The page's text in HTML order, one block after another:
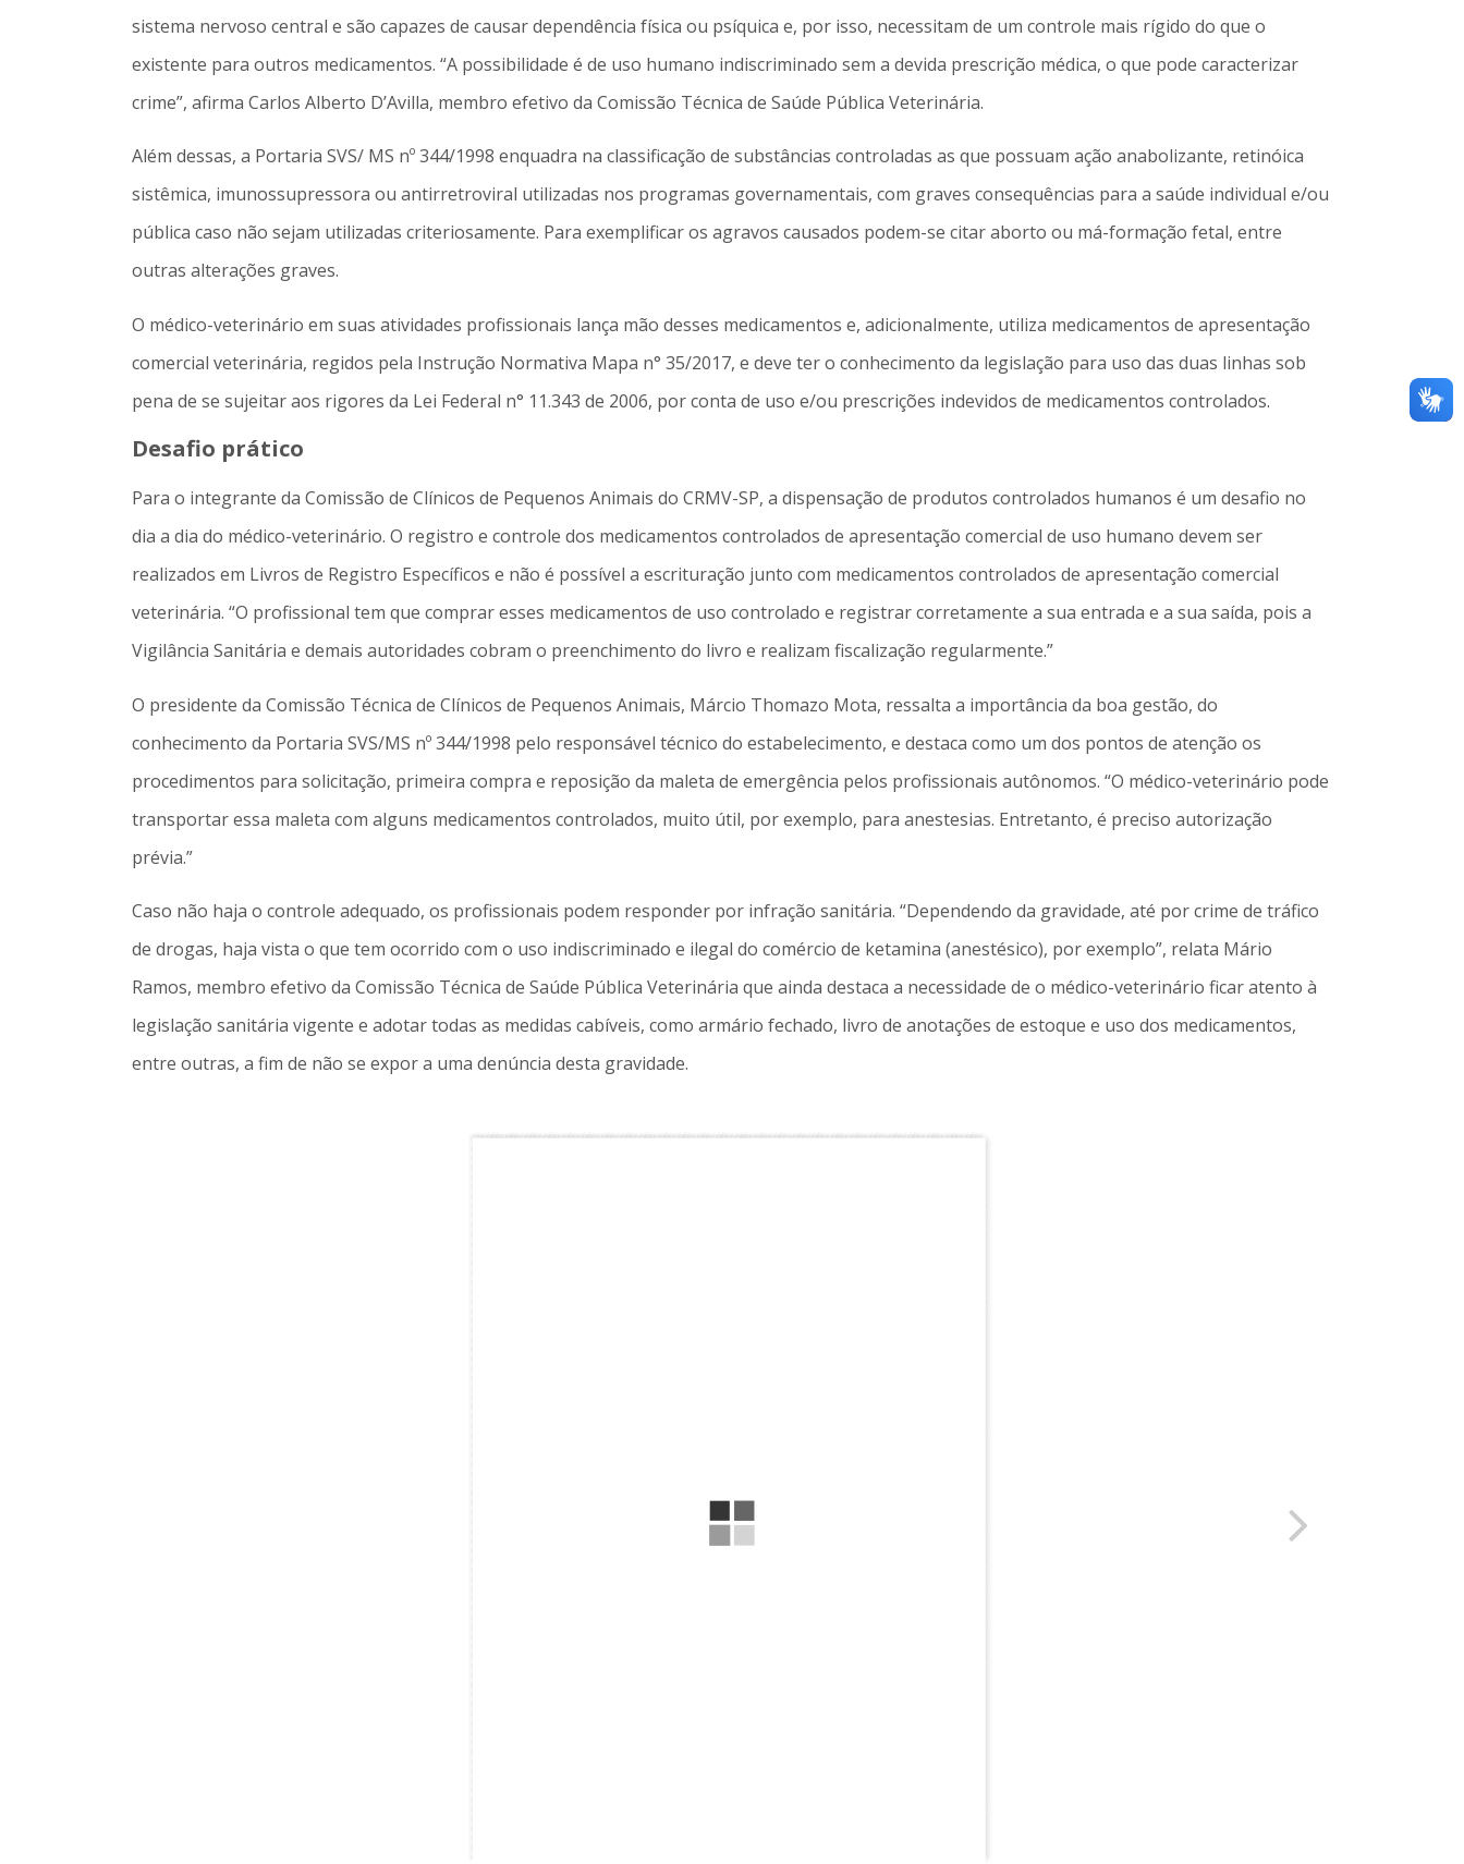
sistema nervoso central e são capazes de causar dependência física ou psíquica e, por isso, necessitam de um controle mais rígido do que o
existente para outros medicamentos. “A possibilidade é de uso humano indiscriminado sem a devida prescrição médica, o que pode caracterizar
crime”, afirma Carlos Alberto D’Avilla, membro efetivo da Comissão Técnica de Saúde Pública Veterinária.
Além dessas, a Portaria SVS/ MS nº 344/1998 enquadra na classificação de substâncias controladas as que possuam ação anabolizante, retinóica
sistêmica, imunossupressora ou antirretroviral utilizadas nos programas governamentais, com graves consequências para a saúde individual e/ou
pública caso não sejam utilizadas criteriosamente. Para exemplificar os agravos causados podem-se citar aborto ou má-formação fetal, entre
outras alterações graves.
O médico-veterinário em suas atividades profissionais lança mão desses medicamentos e, adicionalmente, utiliza medicamentos de apresentação
comercial veterinária, regidos pela Instrução Normativa Mapa n° 35/2017, e deve ter o conhecimento da legislação para uso das duas linhas sob
pena de se sujeitar aos rigores da Lei Federal n° 11.343 de 2006, por conta de uso e/ou prescrições indevidos de medicamentos controlados.
Desafio prático
Para o integrante da Comissão de Clínicos de Pequenos Animais do CRMV-SP, a dispensação de produtos controlados humanos é um desafio no
dia a dia do médico-veterinário. O registro e controle dos medicamentos controlados de apresentação comercial de uso humano devem ser
realizados em Livros de Registro Específicos e não é possível a escrituração junto com medicamentos controlados de apresentação comercial
veterinária. “O profissional tem que comprar esses medicamentos de uso controlado e registrar corretamente a sua entrada e a sua saída, pois a
Vigilância Sanitária e demais autoridades cobram o preenchimento do livro e realizam fiscalização regularmente.”
O presidente da Comissão Técnica de Clínicos de Pequenos Animais, Márcio Thomazo Mota, ressalta a importância da boa gestão, do
conhecimento da Portaria SVS/MS nº 344/1998 pelo responsável técnico do estabelecimento, e destaca como um dos pontos de atenção os
procedimentos para solicitação, primeira compra e reposição da maleta de emergência pelos profissionais autônomos. “O médico-veterinário pode
transportar essa maleta com alguns medicamentos controlados, muito útil, por exemplo, para anestesias. Entretanto, é preciso autorização
prévia.”
Caso não haja o controle adequado, os profissionais podem responder por infração sanitária. “Dependendo da gravidade, até por crime de tráfico
de drogas, haja vista o que tem ocorrido com o uso indiscriminado e ilegal do comércio de ketamina (anestésico), por exemplo”, relata Mário
Ramos, membro efetivo da Comissão Técnica de Saúde Pública Veterinária que ainda destaca a necessidade de o médico-veterinário ficar atento à
legislação sanitária vigente e adotar todas as medidas cabíveis, como armário fechado, livro de anotações de estoque e uso dos medicamentos,
entre outras, a fim de não se expor a uma denúncia desta gravidade.